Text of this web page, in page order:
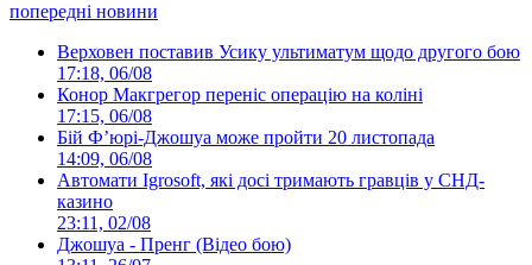
попередні новини
Верховен поставив Усику ультиматум щодо другого бою
17:18, 06/08
Конор Макгрегор переніс операцію на коліні
17:15, 06/08
Бій Ф’юрі-Джошуа може пройти 20 листопада
14:09, 06/08
Автомати Igrosoft, які досі тримають гравців у СНД-
казино
23:11, 02/08
Джошуа - Пренг (Відео бою)